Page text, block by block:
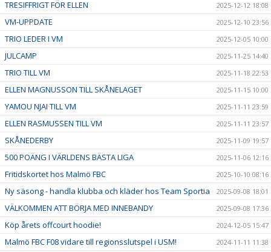
TRESIFFRIGT FÖR ELLEN 2025-12-12 18:08
VM-UPPDATE 2025-12-10 23:56
TRIO LEDER I VM 2025-12-05 10:00
JULCAMP 2025-11-25 14:40
TRIO TILL VM 2025-11-18 22:53
ELLEN MAGNUSSON TILL SKÅNELAGET 2025-11-15 10:00
YAMOU NJAI TILL VM 2025-11-11 23:59
ELLEN RASMUSSEN TILL VM 2025-11-11 23:57
SKÅNEDERBY 2025-11-09 19:57
500 POÄNG I VÄRLDENS BÄSTA LIGA 2025-11-06 12:16
Fritidskortet hos Malmö FBC 2025-10-10 08:16
Ny säsong - handla klubba och kläder hos Team Sportia 2025-09-08 18:01
VÄLKOMMEN ATT BÖRJA MED INNEBANDY 2025-09-08 17:36
Köp årets offcourt hoodie! 2024-12-05 15:47
Malmö FBC F08 vidare till regionsslutspel i USM! 2024-11-11 11:38